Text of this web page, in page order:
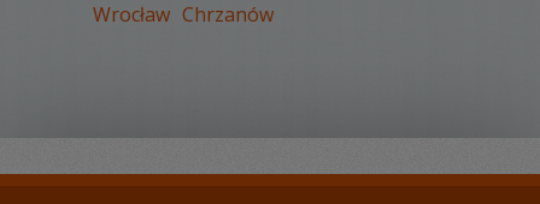
Wrocław Chrzanów